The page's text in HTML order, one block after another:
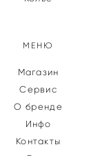
МЕНЮ
Магазин
Сервис
О бренде
Инфо
Контакты